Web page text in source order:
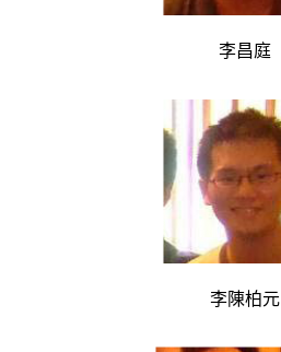
李昌庭
李陳柏元